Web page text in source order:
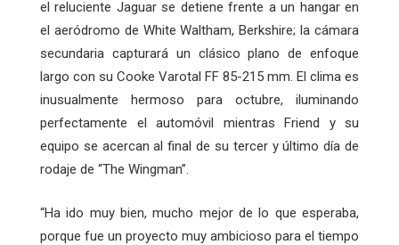
el reluciente Jaguar se detiene frente a un hangar en
el aeródromo de White Waltham, Berkshire; la cámara
secundaria capturará un clásico plano de enfoque
largo con su Cooke Varotal FF 85-215 mm. El clima es
inusualmente hermoso para octubre, iluminando
perfectamente el automóvil mientras Friend y su
equipo se acercan al final de su tercer y último día de
rodaje de “The Wingman”.
“Ha ido muy bien, mucho mejor de lo que esperaba,
porque fue un proyecto muy ambicioso para el tiempo